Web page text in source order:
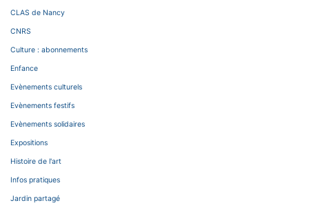
CLAS de Nancy
CNRS
Culture : abonnements
Enfance
Evènements culturels
Evènements festifs
Evènements solidaires
Expositions
Histoire de l'art
Infos pratiques
Jardin partagé